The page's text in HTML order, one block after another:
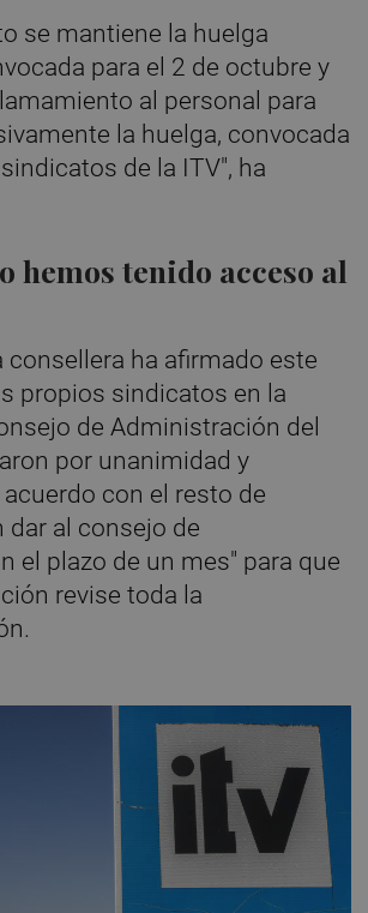
se mantiene la huelga
para el 2 de octubre y
al personal para
la huelga, convocada
de la ITV", ha
hemos tenido acceso al
consellera ha afirmado este
propios sindicatos en la
de Administración del
por unanimidad y
con el resto de
dar al consejo de
el plazo de un mes" para que
revise toda la